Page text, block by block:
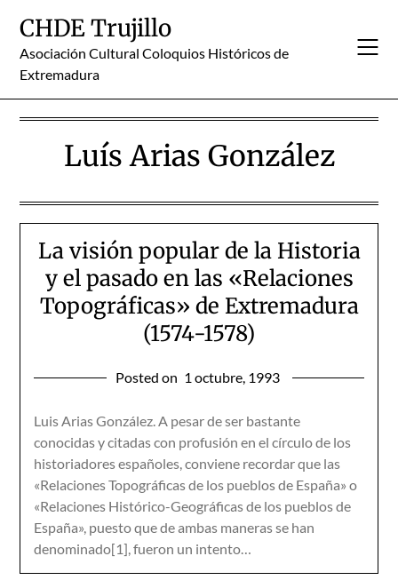
content
CHDE Trujillo
Asociación Cultural Coloquios Históricos de
Extremadura
Luís Arias González
La visión popular de la Historia
y el pasado en las «Relaciones
Topográficas» de Extremadura
(1574-1578)
Posted on 1 octubre, 1993
Luis Arias González. A pesar de ser bastante
conocidas y citadas con profusión en el círculo de los
historiadores españoles, conviene recordar que las
«Relaciones Topográficas de los pueblos de España» o
«Relaciones Histórico-Geográficas de los pueblos de
España», puesto que de ambas maneras se han
denominado[1], fueron un intento…